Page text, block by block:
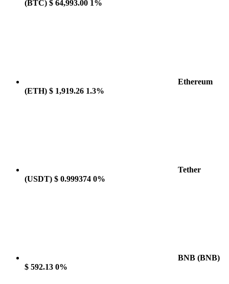
(BTC) $ 64,993.00 1%
Ethereum
(ETH) $ 1,919.26 1.3%
Tether
(USDT) $ 0.999374 0%
BNB (BNB)
$ 592.13 0%